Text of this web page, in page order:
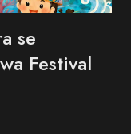
se
Festival